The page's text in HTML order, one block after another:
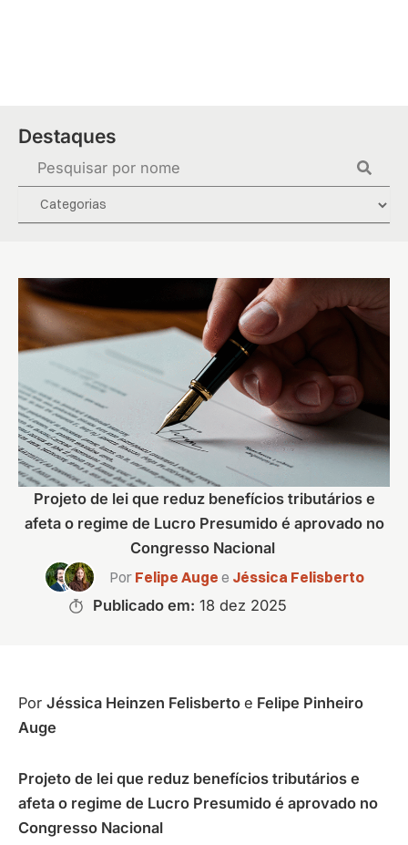
Destaques
Projeto de lei que reduz benefícios tributários e
afeta o regime de Lucro Presumido é aprovado no
Congresso Nacional
Por Felipe Auge e Jéssica Felisberto
Publicado em: 18 dez 2025
Por Jéssica Heinzen Felisberto e Felipe Pinheiro
Auge
Projeto de lei que reduz benefícios tributários e
afeta o regime de Lucro Presumido é aprovado no
Congresso Nacional